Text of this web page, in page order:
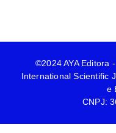
©2024 AYA Editora
International Scientific
e
CNPJ: